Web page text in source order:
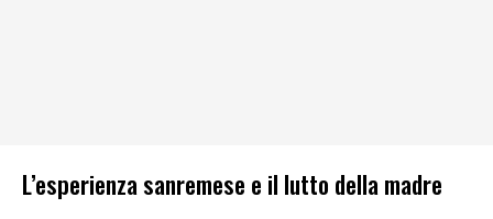
L’esperienza sanremese e il lutto della madre